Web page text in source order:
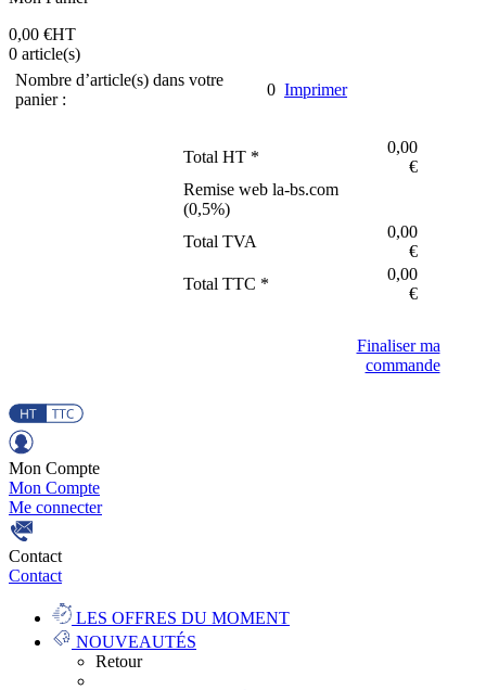
0,00 €HT
0 article(s)
Nombre d’article(s) dans votre
panier :
0 Imprimer
Total HT *
0,00
€
Remise web la-bs.com
(0,5%)
Total TVA
0,00
€
Total TTC *
0,00
€
Finaliser ma
commande
Mon Compte
Mon Compte
Me connecter
Contact
Contact
LES OFFRES DU MOMENT
NOUVEAUTÉS
Retour